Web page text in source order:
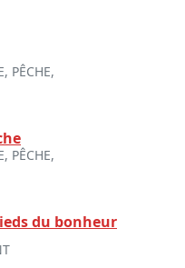
PÊCHE,
PÊCHE,
du bonheur